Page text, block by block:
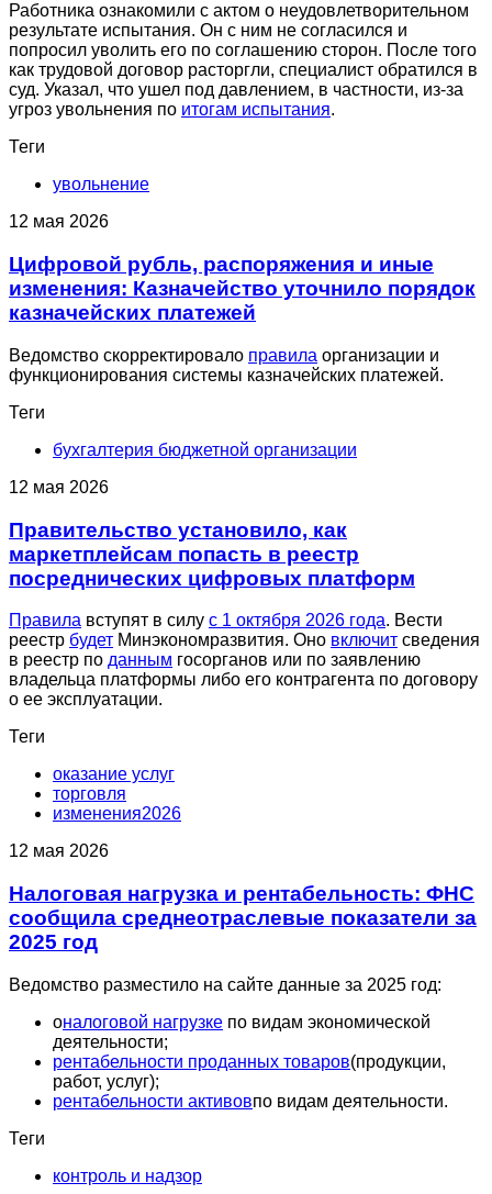
Работника ознакомили с актом о неудовлетворительном
результате испытания. Он с ним не согласился и
попросил уволить его по соглашению сторон. После того
как трудовой договор расторгли, специалист обратился в
суд. Указал, что ушел под давлением, в частности, из-за
угроз увольнения по итогам испытания.
Теги
увольнение
12 мая 2026
Цифровой рубль, распоряжения и иные
изменения: Казначейство уточнило порядок
казначейских платежей
Ведомство скорректировало правила организации и
функционирования системы казначейских платежей.
Теги
бухгалтерия бюджетной организации
12 мая 2026
Правительство установило, как
маркетплейсам попасть в реестр
посреднических цифровых платформ
Правила вступят в силу с 1 октября 2026 года. Вести
реестр будет Минэкономразвития. Оно включит сведения
в реестр по данным госорганов или по заявлению
владельца платформы либо его контрагента по договору
о ее эксплуатации.
Теги
оказание услуг
торговля
изменения2026
12 мая 2026
Налоговая нагрузка и рентабельность: ФНС
сообщила среднеотраслевые показатели за
2025 год
Ведомство разместило на сайте данные за 2025 год:
оналоговой нагрузке по видам экономической
деятельности;
рентабельности проданных товаров(продукции,
работ, услуг);
рентабельности активовпо видам деятельности.
Теги
контроль и надзор